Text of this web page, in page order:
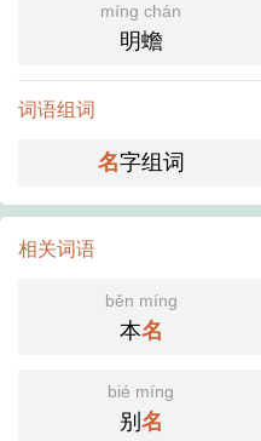
míng chán
明蟾
词语组词
名字组词
相关词语
běn míng
本名
bié míng
别 名